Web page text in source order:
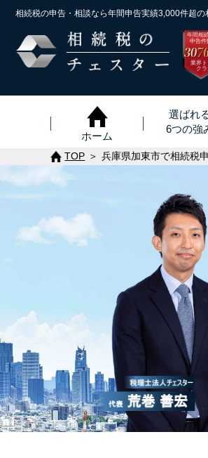
相続税の申告・相談なら年間申告実績3,000件超の
年間相
申告件
業界
クラ
ホーム
選ばれ
6つの強
TOP 兵庫県加東市で相続税